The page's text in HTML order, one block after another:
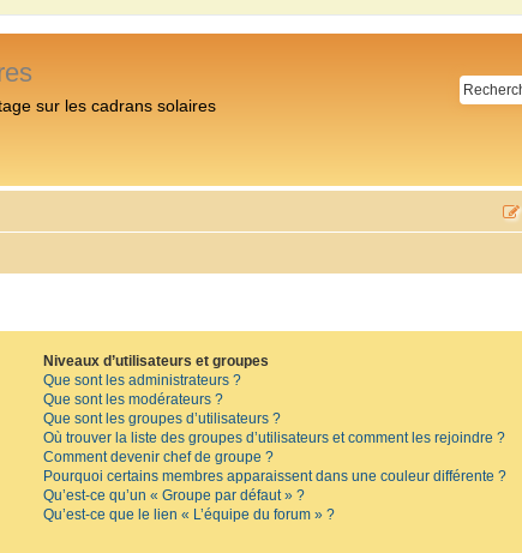
sur les cadrans solaires
Niveaux d’utilisateurs et groupes
Que sont les administrateurs ?
Que sont les modérateurs ?
Que sont les groupes d’utilisateurs ?
Où trouver la liste des groupes d’utilisateurs et comment les rejoindre ?
Comment devenir chef de groupe ?
Pourquoi certains membres apparaissent dans une couleur différente ?
Qu’est-ce qu’un « Groupe par défaut » ?
Qu’est-ce que le lien « L’équipe du forum » ?